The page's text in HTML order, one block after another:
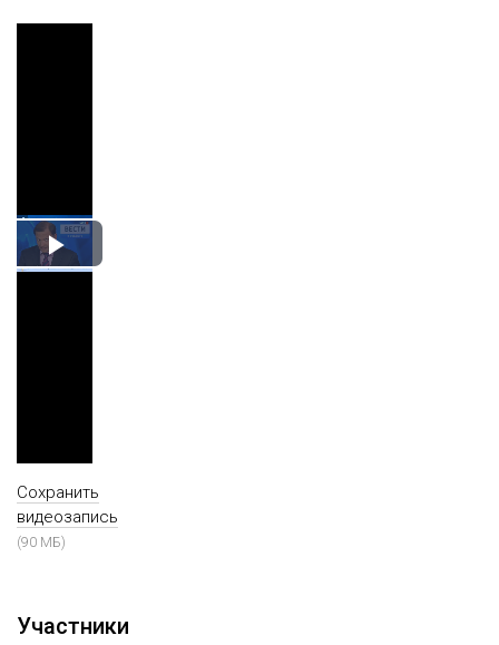
Play
Сохранить
видеозапись
(90 МБ)
Участники